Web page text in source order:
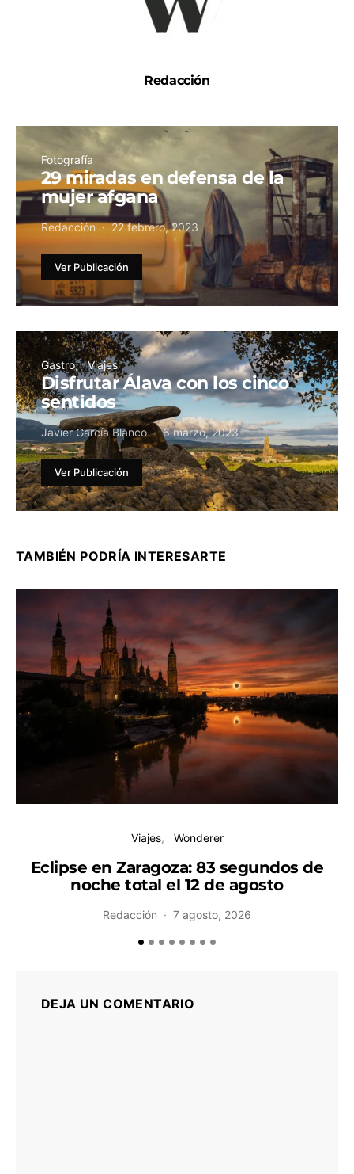
Redacción
Fotografía
29 miradas en defensa de la
mujer afgana
Redacción 22 febrero, 2023
Ver Publicación
Gastro Viajes
Disfrutar Álava con los cinco
sentidos
Javier García Blanco 6 marzo, 2023
Ver Publicación
TAMBIÉN PODRÍA INTERESARTE
Viajes Wonderer
Eclipse en Zaragoza: 83 segundos de
noche total el 12 de agosto
Redacción 7 agosto, 2026
DEJA UN COMENTARIO